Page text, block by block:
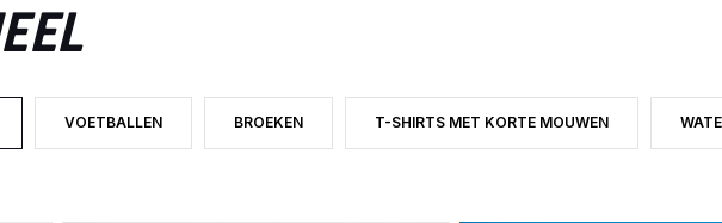
MOMENTEEL GEFILTERD OP CATEGORY: SEIZOENSACTUEEL
VOETBALLEN
FILTER OP PRODUCTTYPE: VOETBALLEN
BROEKEN
FILTER OP PRODUCTTYPE: BROEKEN
T-SHIRTS MET KORTE MOUWEN
FILTER OP PRODUCTTYPE: T-SHIRTS MET